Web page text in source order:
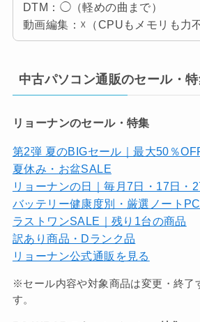
DTM：◯（軽めの曲まで）
動画編集：☓（CPUもメモリも力不
中古パソコン通販のセール・
リョーナンのセール・特集
第2弾 夏のBIGセール｜最大50％
夏休み・お盆SALE
リョーナンの日｜毎月7日・17日・
バッテリー健康度別・厳選ノート
ラストワンSALE｜残り1台の商品
訳あり商品・Dランク品
リョーナン公式通販を見る
※セール内容や対象商品は変更・終了
す。